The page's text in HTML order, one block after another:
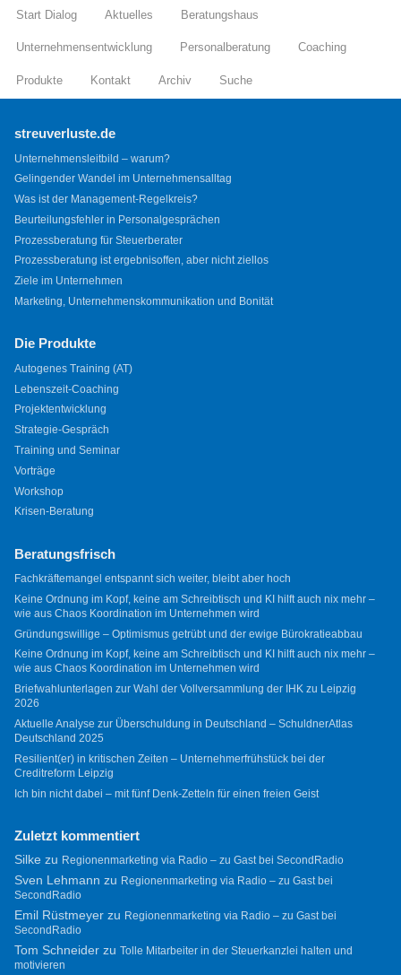
Start Dialog Aktuelles Beratungshaus
Unternehmensentwicklung Personalberatung Coaching
Produkte Kontakt Archiv Suche
streuverluste.de
Unternehmensleitbild – warum?
Gelingender Wandel im Unternehmensalltag
Was ist der Management-Regelkreis?
Beurteilungsfehler in Personalgesprächen
Prozessberatung für Steuerberater
Prozessberatung ist ergebnisoffen, aber nicht ziellos
Ziele im Unternehmen
Marketing, Unternehmenskommunikation und Bonität
Die Produkte
Autogenes Training (AT)
Lebenszeit-Coaching
Projektentwicklung
Strategie-Gespräch
Training und Seminar
Vorträge
Workshop
Krisen-Beratung
Beratungsfrisch
Fachkräftemangel entspannt sich weiter, bleibt aber hoch
Keine Ordnung im Kopf, keine am Schreibtisch und KI hilft auch nix mehr –
wie aus Chaos Koordination im Unternehmen wird
Gründungswillige – Optimismus getrübt und der ewige Bürokratieabbau
Keine Ordnung im Kopf, keine am Schreibtisch und KI hilft auch nix mehr –
wie aus Chaos Koordination im Unternehmen wird
Briefwahlunterlagen zur Wahl der Vollversammlung der IHK zu Leipzig
2026
Aktuelle Analyse zur Überschuldung in Deutschland – SchuldnerAtlas
Deutschland 2025
Resilient(er) in kritischen Zeiten – Unternehmerfrühstück bei der
Creditreform Leipzig
Ich bin nicht dabei – mit fünf Denk-Zetteln für einen freien Geist
Zuletzt kommentiert
Silkezu Regionenmarketing via Radio – zu Gast bei SecondRadio
Sven Lehmann zu Regionenmarketing via Radio – zu Gast bei
SecondRadio
Emil Rüstmeyerzu Regionenmarketing via Radio – zu Gast bei
SecondRadio
Tom Schneiderzu Tolle Mitarbeiter in der Steuerkanzlei halten und
motivieren